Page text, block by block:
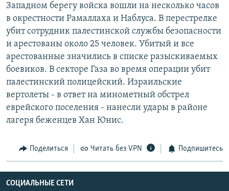
СОЦИАЛЬНЫЕ СЕТИ
Все сайты РСЕ/РС
Западном берегу войска вошли на несколько часов
в окрестности Рамаллаха и Наблуса. В перестрелке
убит сотрудник палестинской службы безопасности
и арестованы около 25 человек. Убитый и все
арестованные значились в списке разыскиваемых
боевиков. В секторе Газа во время операции убит
палестинский полицейский. Израильские
вертолеты - в ответ на минометный обстрел
еврейского поселения - нанесли удары в районе
лагеря беженцев Хан Юнис.
Поделиться Читать без VPN Подпишитесь
СОЦИАЛЬНЫЕ СЕТИ